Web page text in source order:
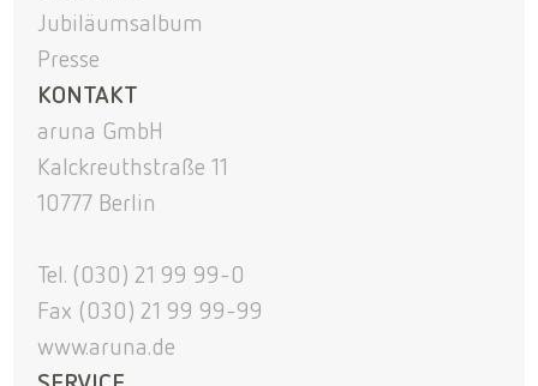
Jubiläumsalbum
Presse
KONTAKT
aruna GmbH
Kalckreuthstraße 11
10777 Berlin
Tel. (030) 21 99 99-0
Fax (030) 21 99 99-99
www.aruna.de